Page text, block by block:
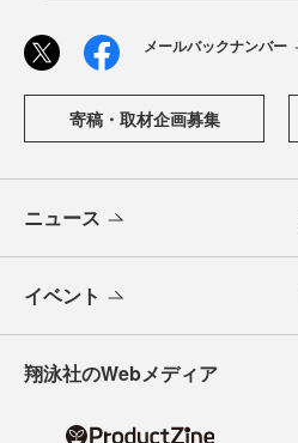
メールバックナンバー
寄稿・取材企画募集
ニュース
イベント
翔泳社のWebメディア